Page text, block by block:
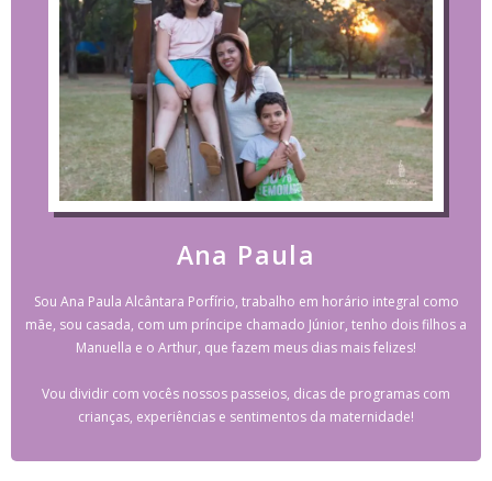
Ana Paula
Sou Ana Paula Alcântara Porfírio, trabalho em horário integral como
mãe, sou casada, com um príncipe chamado Júnior, tenho dois filhos a
Manuella e o Arthur, que fazem meus dias mais felizes!
Vou dividir com vocês nossos passeios, dicas de programas com
crianças, experiências e sentimentos da maternidade!